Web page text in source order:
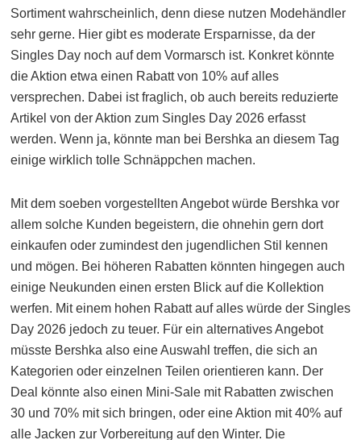
Sortiment wahrscheinlich, denn diese nutzen Modehändler
sehr gerne. Hier gibt es moderate Ersparnisse, da der
Singles Day noch auf dem Vormarsch ist. Konkret könnte
die Aktion etwa einen Rabatt von 10% auf alles
versprechen. Dabei ist fraglich, ob auch bereits reduzierte
Artikel von der Aktion zum Singles Day 2026 erfasst
werden. Wenn ja, könnte man bei Bershka an diesem Tag
einige wirklich tolle Schnäppchen machen.
Mit dem soeben vorgestellten Angebot würde Bershka vor
allem solche Kunden begeistern, die ohnehin gern dort
einkaufen oder zumindest den jugendlichen Stil kennen
und mögen. Bei höheren Rabatten könnten hingegen auch
einige Neukunden einen ersten Blick auf die Kollektion
werfen. Mit einem hohen Rabatt auf alles würde der Singles
Day 2026 jedoch zu teuer. Für ein alternatives Angebot
müsste Bershka also eine Auswahl treffen, die sich an
Kategorien oder einzelnen Teilen orientieren kann. Der
Deal könnte also einen Mini-Sale mit Rabatten zwischen
30 und 70% mit sich bringen, oder eine Aktion mit 40% auf
alle Jacken zur Vorbereitung auf den Winter. Die